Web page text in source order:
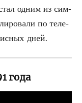
одним из сим­
по теле­
дней.
года